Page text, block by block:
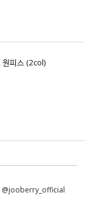
원피스 (2col)
@jooberry_official